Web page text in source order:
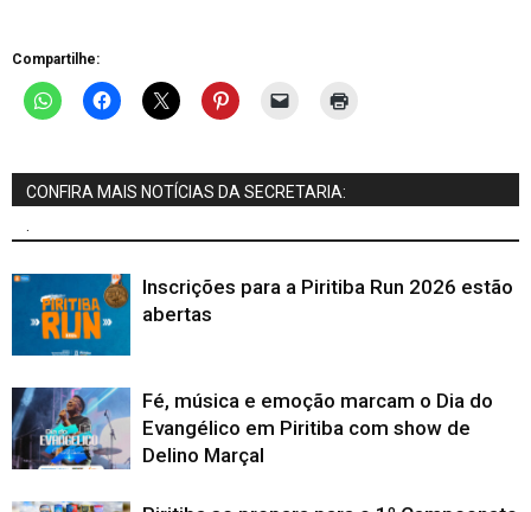
Compartilhe:
CONFIRA MAIS NOTÍCIAS DA SECRETARIA:
.
Inscrições para a Piritiba Run 2026 estão
abertas
Fé, música e emoção marcam o Dia do
Evangélico em Piritiba com show de
Delino Marçal